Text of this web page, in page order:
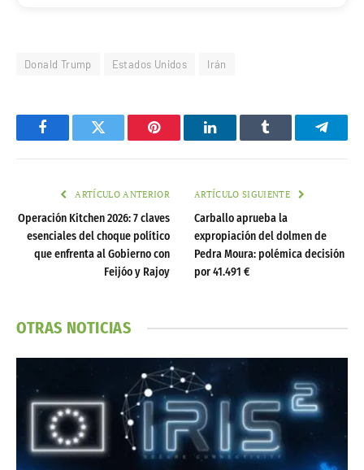
Donald Trump Estados Unidos Irán
FacebookTwitter Pinterest LinkedInTumblr
ARTÍCULO ANTERIOR
Operación Kitchen 2026: 7 claves
esenciales del choque político
que enfrenta al Gobierno con
Feijóo y Rajoy
ARTÍCULO SIGUIENTE
Carballo aprueba la
expropiación del dolmen de
Pedra Moura: polémica decisión
por 41.491 €
OTRAS NOTICIAS